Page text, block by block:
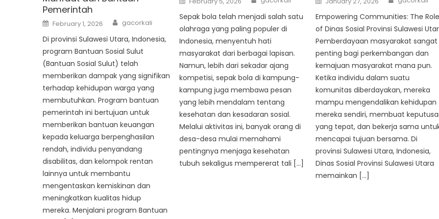
Pemerintah
Posted
on
February 1, 2026 Author
gacorkali
Di provinsi Sulawesi Utara, Indonesia,
program Bantuan Sosial Sulut
(Bantuan Sosial Sulut) telah
memberikan dampak yang signifikan
terhadap kehidupan warga yang
membutuhkan. Program bantuan
pemerintah ini bertujuan untuk
memberikan bantuan keuangan
kepada keluarga berpenghasilan
rendah, individu penyandang
disabilitas, dan kelompok rentan
lainnya untuk membantu
mengentaskan kemiskinan dan
meningkatkan kualitas hidup
mereka. Menjalani program Bantuan
on
Sepak bola telah menjadi salah satu
olahraga yang paling populer di
Indonesia, menyentuh hati
masyarakat dari berbagai lapisan.
Namun, lebih dari sekadar ajang
kompetisi, sepak bola di kampung-
kampung juga membawa pesan
yang lebih mendalam tentang
kesehatan dan kesadaran sosial.
Melalui aktivitas ini, banyak orang di
desa-desa mulai memahami
pentingnya menjaga kesehatan
tubuh sekaligus mempererat tali […]
on
Empowering Communities: The Role
of Dinas Sosial Provinsi Sulawesi
Pemberdayaan masyarakat sangat
penting bagi perkembangan dan
kemajuan masyarakat mana pun.
Ketika individu dalam suatu
komunitas diberdayakan, mereka
mampu mengendalikan kehidupan
mereka sendiri, membuat
yang tepat, dan bekerja sama
mencapai tujuan bersama. Di
provinsi Sulawesi Utara, Indonesia,
Dinas Sosial Provinsi Sulawesi Utara
memainkan […]